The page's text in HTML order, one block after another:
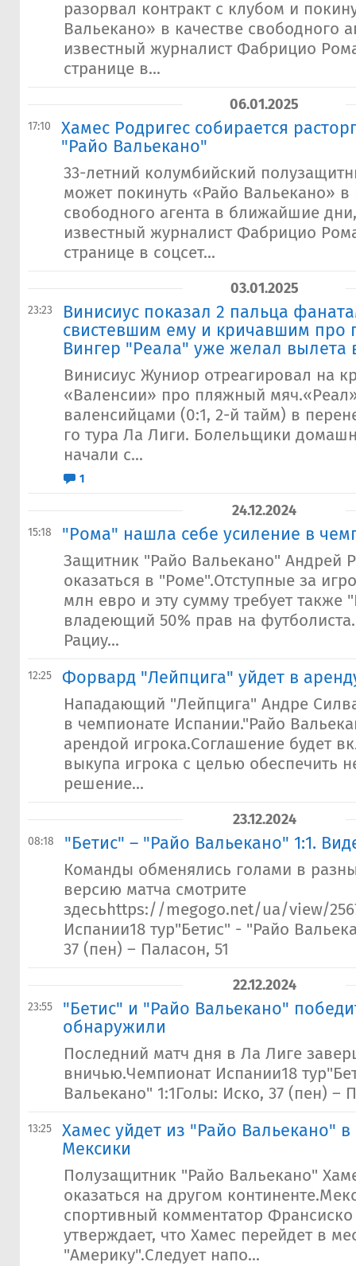
разорвал контракт с клубом и
Вальекано» в качестве свободного
известный журналист Фабрицио
странице в...
06.01.2025
17:10
Хамес Родригес собирается
"Райо Вальекано"
33-летний колумбийский
может покинуть «Райо Вальекано» в
свободного агента в ближайшие
известный журналист Фабрицио
странице в соцсет...
03.01.2025
23:23
Винисиус показал 2 пальца
свистевшим ему и кричавшим про
Вингер "Реала" уже желал вылета
Винисиус Жуниор отреагировал на
«Валенсии» про пляжный
валенсийцами (0:1, 2-й тайм) в
го тура Ла Лиги. Болельщики
начали с...
1
24.12.2024
15:18 "Рома" нашла себе усиление в
Защитник "Райо Вальекано" Андрей
оказаться в "Роме".Отступные за
млн евро и эту сумму требует также
владеющий 50% прав на
Рациу...
12:25 Форвард "Лейпцига" уйдет в
Нападающий "Лейпцига" Андре
в чемпионате Испании."Райо
арендой игрока.Соглашение будет
выкупа игрока с целью обеспечить
решение...
23.12.2024
08:18 "Бетис" – "Райо Вальекано" 1:1.
Команды обменялись голами в
версию матча смотрите
здесьhttps://megogo.net/ua/view/
Испании18 тур"Бетис" - "Райо
37 (пен) – Паласон, 51
22.12.2024
23:55
"Бетис" и "Райо Вальекано"
обнаружили
Последний матч дня в Ла Лиге
вничью.Чемпионат Испании18
Вальекано" 1:1Голы: Иско, 37 (пен) –
13:25
Хамес уйдет из "Райо Вальекано"
Мексики
Полузащитник "Райо Вальекано"
оказаться на другом
спортивный комментатор Франсиско
утверждает, что Хамес перейдет в
"Америку".Следует напо...